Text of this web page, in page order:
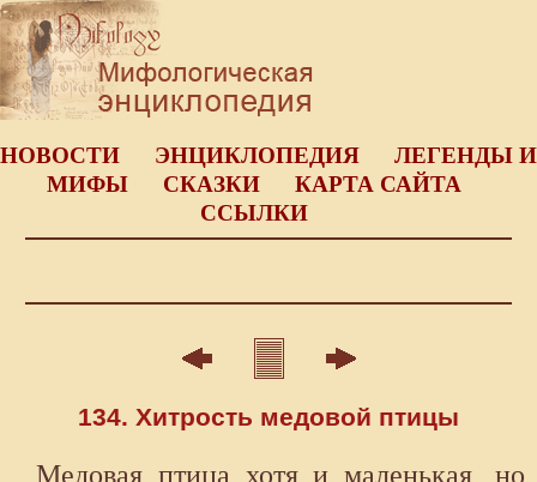
НОВОСТИ ЭНЦИКЛОПЕДИЯ
ЛЕГЕНДЫ И
МИФЫ
СКАЗКИ
КАРТА САЙТА
ССЫЛКИ
134. Хитрость медовой птицы
Медовая птица хотя и маленькая, но